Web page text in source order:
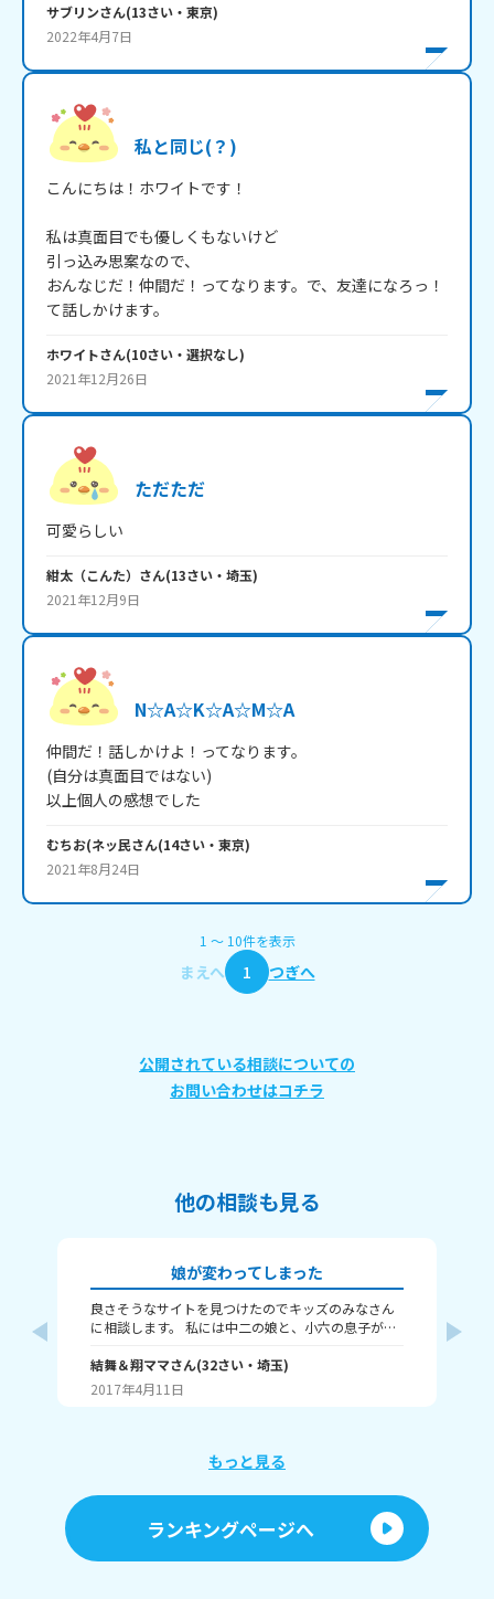
サブリンさん(13さい・ 東京)
2022年4月7日
私と同じ(？)
こんにちは！ホワイトです！
私は真面目でも優しくもないけど
引っ込み思案なので、
おんなじだ！仲間だ！ってなります。で、友達になろっ！
て話しかけます。
ホワイトさん(10さい・ 選択なし)
2021年12月26日
ただただ
可愛らしい
紺太（こんた） さん(13さい・ 埼玉)
2021年12月9日
N☆A☆K☆A☆M☆A
仲間だ！話しかけよ！ってなります。
(自分は真面目ではない)
以上個人の感想でした
むちお(ネッ民さん(14さい・ 東京)
2021年8月24日
1 〜 10件を表示
まえへ 1 つぎへ
公開されている相談についての
お問い合わせはコチラ
他の相談も見る
娘が変わってしまった
良さそうなサイトを見つけたのでキッズのみなさん
に相談します。 私には中二の娘と、小六の息子がい
最近、娘がいつも無口になり、私の前で笑わなくな
りました。 私が話しかけてもそっけない返事か、無
視するようになりました。 息子がちょっかいしたり
そうに話してくれて、息子がちょっかいをしても笑
かあったのかとても心配です。 親として、私は何を
してあげればよいのでしょうか？ キッズのみなさん
側からの意見が聞きたいです。
結舞＆翔ママさん(32さい・ 埼玉)
2017年4月11日
もっと見る
ランキングページへ